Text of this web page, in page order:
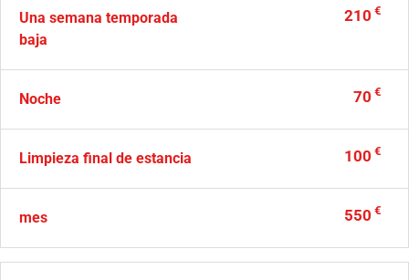
Una semana temporada
baja
210 €
Noche 70 €
Limpieza final de estancia 100 €
mes 550 €